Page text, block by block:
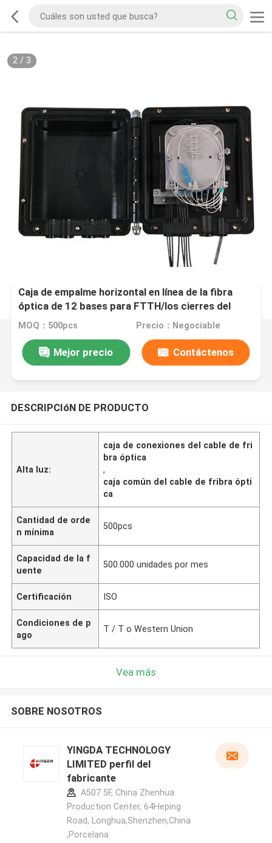
2/ 3
Caja de empalme horizontal en línea de la fibra
óptica de 12 bases para FTTH/los cierres del
empalme de la fibra
MOQ：500pcs Precio：Negociable
Mejor precio Contáctenos
DESCRIPCIóN DE PRODUCTO
Alta luz:
caja de conexiones del cable de fri
bra óptica
,
caja común del cable de fribra ópti
ca
Cantidad de orde
n mínima
500pcs
Capacidad de la f
uente
500.000 unidades por mes
Certificación ISO
Condiciones de p
ago
T / T o Western Union
Vea más
SOBRE NOSOTROS
YINGDA TECHNOLOGY
LIMITED perfil del
fabricante
A507 5F, China Zhenhua
Production Center, 64Heping
Road, Longhua,Shenzhen,China
,Porcelana